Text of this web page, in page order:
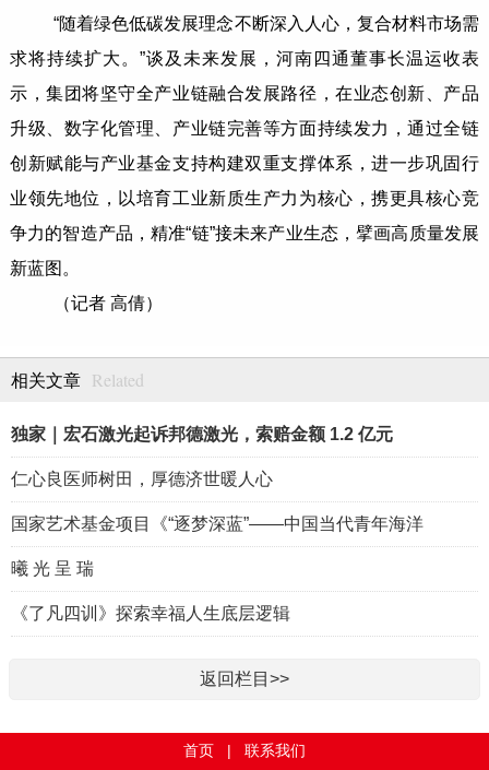
“随着绿色低碳发展理念不断深入人心，复合材料市场需
求将持续扩大。”谈及未来发展，河南四通董事长温运收表
示，集团将坚守全产业链融合发展路径，在业态创新、产品
升级、数字化管理、产业链完善等方面持续发力，通过全链
创新赋能与产业基金支持构建双重支撑体系，进一步巩固行
业领先地位，以培育工业新质生产力为核心，携更具核心竞
争力的智造产品，精准“链”接未来产业生态，擘画高质量发展
新蓝图。
（记者 高倩）
相关文章 Related
独家｜宏石激光起诉邦德激光，索赔金额 1.2 亿元
仁心良医师树田，厚德济世暖人心
国家艺术基金项目《“逐梦深蓝”——中国当代青年海洋
曦 光 呈 瑞
《了凡四训》探索幸福人生底层逻辑
返回栏目>>
首页 | 联系我们